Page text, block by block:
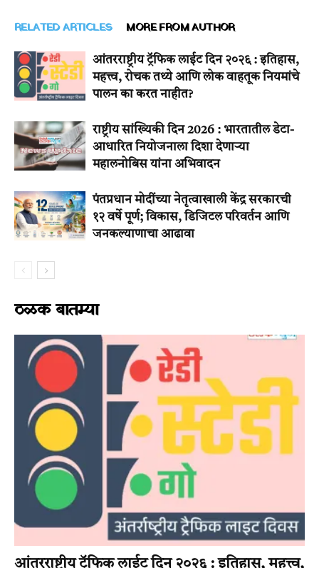
RELATED ARTICLES MORE FROM AUTHOR
आंतरराष्ट्रीय ट्रॅफिक लाईट दिन २०२६ : इतिहास,
महत्त्व, रोचक तथ्ये आणि लोक वाहतूक नियमांचे
पालन का करत नाहीत?
राष्ट्रीय सांख्यिकी दिन 2026 : भारतातील डेटा-
आधारित नियोजनाला दिशा देणाऱ्या
महालनोबिस यांना अभिवादन
पंतप्रधान मोदींच्या नेतृत्वाखाली केंद्र सरकारची
१२ वर्षे पूर्ण; विकास, डिजिटल परिवर्तन आणि
जनकल्याणाचा आढावा
ठळक बातम्या
आंतरराष्ट्रीय ट्रॅफिक लाईट दिन २०२६ : इतिहास, महत्त्व,